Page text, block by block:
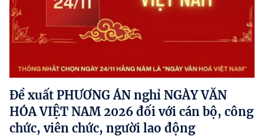
Đề xuất PHƯƠNG ÁN nghỉ NGÀY VĂN
HÓA VIỆT NAM 2026 đối với cán bộ, công
chức, viên chức, người lao động